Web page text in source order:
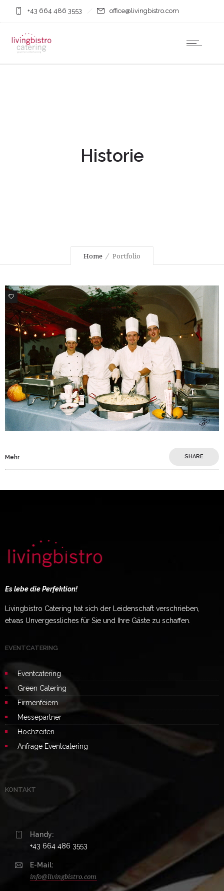
+43 664 486 3553 office@livingbistro.com
Historie
Home Portfolio
0
Mehr SHARE
Es lebe die Perfektion!
Livingbistro Catering hat sich der Leidenschaft verschrieben,
etwas Unvergessliches für Sie und Ihre Gäste zu schaffen.
EVENTCATERING
Eventcatering
Green Catering
Firmenfeiern
Messepartner
Hochzeiten
Anfrage Eventcatering
KONTAKT
Handy:
+43 664 486 3553
E-Mail:
info@livingbistro.com